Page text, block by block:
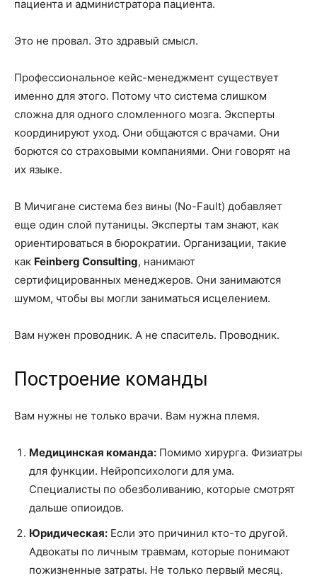
пациента и администратора пациента.
Это не провал. Это здравый смысл.
Профессиональное кейс-менеджмент существует
именно для этого. Потому что система слишком
сложна для одного сломленного мозга. Эксперты
координируют уход. Они общаются с врачами. Они
борются со страховыми компаниями. Они говорят на
их языке.
В Мичигане система без вины (No-Fault) добавляет
еще один слой путаницы. Эксперты там знают, как
ориентироваться в бюрократии. Организации, такие
как Feinberg Consulting, нанимают
сертифицированных менеджеров. Они занимаются
шумом, чтобы вы могли заниматься исцелением.
Вам нужен проводник. А не спаситель. Проводник.
Построение команды
Вам нужны не только врачи. Вам нужна племя.
Медицинская команда: Помимо хирурга. Физиатры
для функции. Нейропсихологи для ума.
Специалисты по обезболиванию, которые смотрят
дальше опиоидов.
Юридическая: Если это причинил кто-то другой.
Адвокаты по личным травмам, которые понимают
пожизненные затраты. Не только первый месяц.